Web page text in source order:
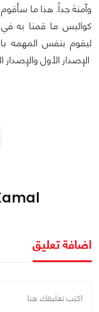
وآمنة جداً. هذا ما
الإصدار الأول والإصدار
اضافة تعليق